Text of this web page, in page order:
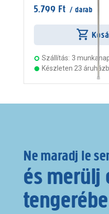
5.799 Ft / darab
Szállítás: 3
Készleten 23
Ne maradj le
és merülj